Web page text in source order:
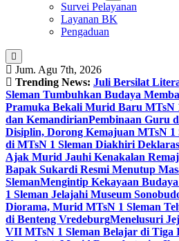
Survei Pelayanan
Layanan BK
Pengaduan
Jum. Agu 7th, 2026
Trending News: Juli Bersilat
Sleman Tumbuhkan Budaya
Pramuka Bekali Murid Baru MTsN
dan KemandirianPembinaan Guru
Disiplin, Dorong Kemajuan MTsN 1
di MTsN 1 Sleman Diakhiri
Ajak Murid Jauhi Kenakalan
Bapak Sukardi Resmi Menutup
SlemanMengintip Kekayaan
1 Sleman Jelajahi Museum
Diorama, Murid MTsN 1 Sleman
di Benteng VredeburgMenelusuri
VII MTsN 1 Sleman Belajar di Tiga